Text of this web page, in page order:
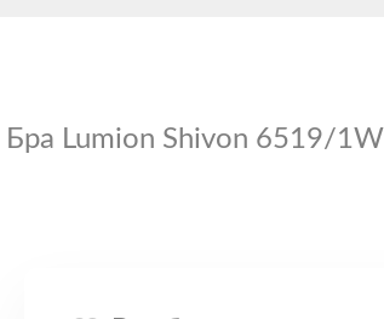
Бра Lumion Shivon 6519/1W